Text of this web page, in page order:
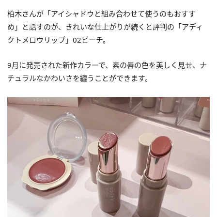
柏木さんが「アイシャドウと組み合わせて使うのもおすす
め」と話すのが、きれいな仕上がりが続くと評判の「アディ
クトメロウリップ」02ピーチ。
9月に発売された新作カラーで、素の唇の色を美しく見せ、ナ
チュラルなかわいさを纏うことができます。